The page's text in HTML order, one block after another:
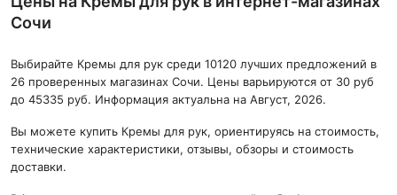
Сочи
Выбирайте Кремы для рук среди 10120 лучших предложений в
26 проверенных магазинах Сочи. Цены варьируются от 30 руб
до 45335 руб. Информация актуальна на Август, 2026.
Вы можете купить Кремы для рук, ориентируясь на стоимость,
технические характеристики, отзывы, обзоры и стоимость
доставки.